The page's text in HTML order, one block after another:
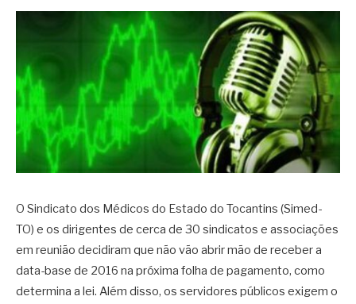
O Sindicato dos Médicos do Estado do Tocantins (Simed-
TO) e os dirigentes de cerca de 30 sindicatos e associações
em reunião decidiram que não vão abrir mão de receber a
data-base de 2016 na próxima folha de pagamento, como
determina a lei. Além disso, os servidores públicos exigem o